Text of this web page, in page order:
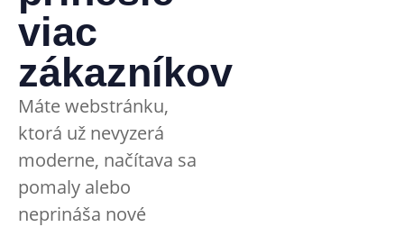
viac
zákazníkov
Máte webstránku,
ktorá už nevyzerá
moderne, načítava sa
pomaly alebo
neprináša nové